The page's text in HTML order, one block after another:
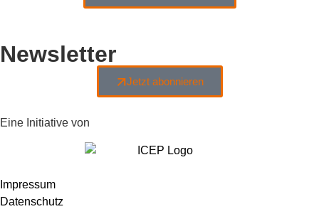
Newsletter
Jetzt abonnieren
Eine Initiative von
Impressum
Datenschutz